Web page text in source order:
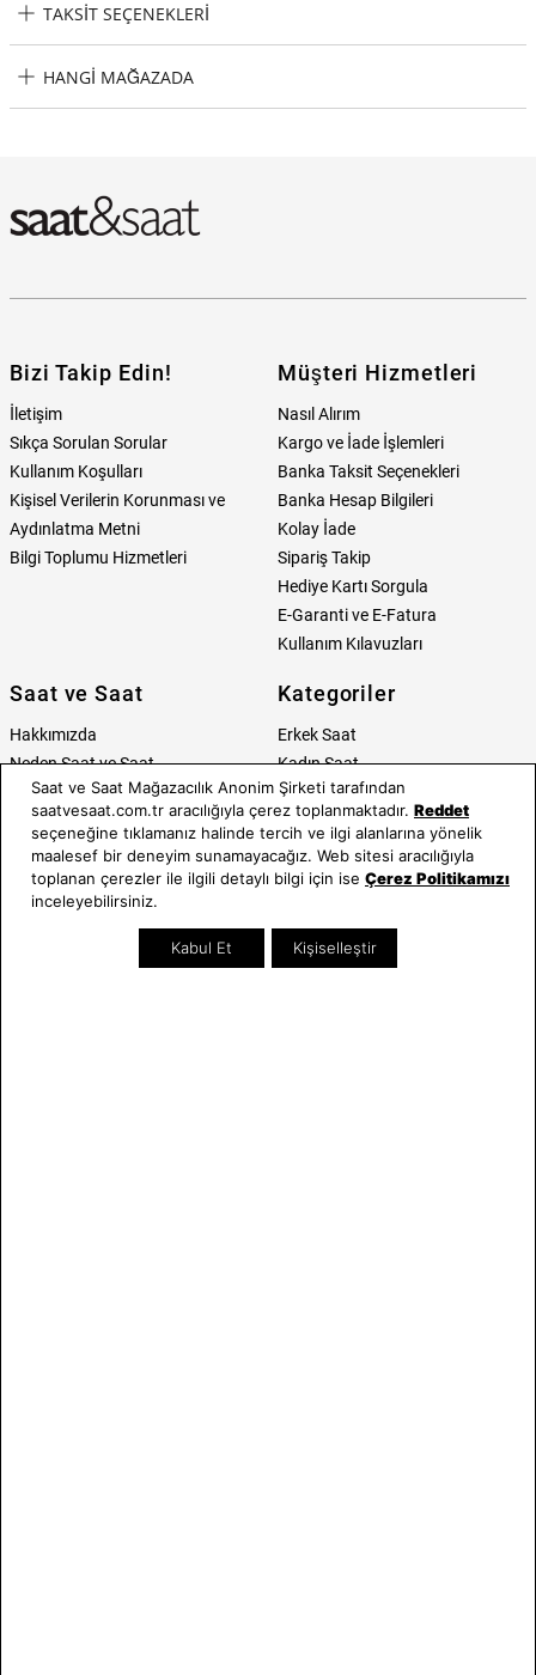
TAKSIT SEÇENEKLERI
HANGI MAĞAZADA
Bizi Takip Edin!
İletişim
Sıkça Sorulan Sorular
Kullanım Koşulları
Kişisel Verilerin Korunması ve
Aydınlatma Metni
Bilgi Toplumu Hizmetleri
Müşteri Hizmetleri
Nasıl Alırım
Kargo ve İade İşlemleri
Banka Taksit Seçenekleri
Banka Hesap Bilgileri
Kolay İade
Sipariş Takip
Hediye Kartı Sorgula
E-Garanti ve E-Fatura
Kullanım Kılavuzları
Saat ve Saat
Hakkımızda
Neden Saat ve Saat
Mağazalar
Kurumsal Satış
Mağazada Teknik Servis
Yatırımcı İlişkileri
Kategoriler
Erkek Saat
Kadın Saat
Tüm Ürünler
Takı & Aksesuar
Kampanyalar
İndirimliler
Blog
Saat ve Saat Mağazacılık Anonim Şirketi tarafından
saatvesaat.com.tr aracılığıyla çerez toplanmaktadır. Reddet
seçeneğine tıklamanız halinde tercih ve ilgi alanlarına yönelik
maalesef bir deneyim sunamayacağız. Web sitesi aracılığıyla
toplanan çerezler ile ilgili detaylı bilgi için ise Çerez Politikamızı
inceleyebilirsiniz.
Kabul Et Kişiselleştir